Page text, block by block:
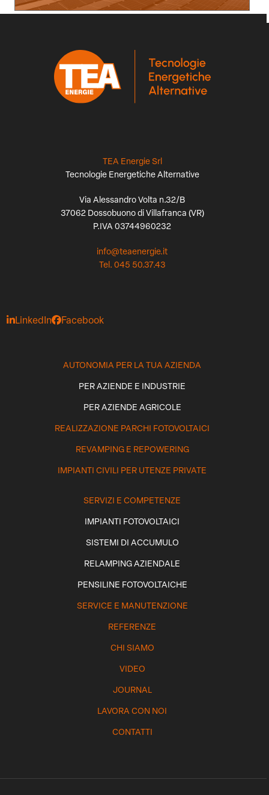
TEA Energie Srl
Tecnologie Energetiche Alternative
Via Alessandro Volta n.32/B
37062 Dossobuono di Villafranca (VR)
P.IVA 03744960232
info@teaenergie.it
Tel. 045 50.37.43
LinkedIn Facebook
AUTONOMIA PER LA TUA AZIENDA
PER AZIENDE E INDUSTRIE
PER AZIENDE AGRICOLE
REALIZZAZIONE PARCHI FOTOVOLTAICI
REVAMPING E REPOWERING
IMPIANTI CIVILI PER UTENZE PRIVATE
SERVIZI E COMPETENZE
IMPIANTI FOTOVOLTAICI
SISTEMI DI ACCUMULO
RELAMPING AZIENDALE
PENSILINE FOTOVOLTAICHE
SERVICE E MANUTENZIONE
REFERENZE
CHI SIAMO
VIDEO
JOURNAL
LAVORA CON NOI
CONTATTI